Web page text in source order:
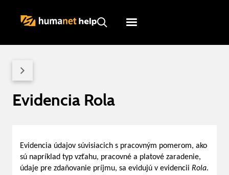
Humanet
Evidencia Rola
Evidencia údajov súvisiacich s pracovným pomerom, ako
sú napríklad typ vzťahu, pracovné a platové zaradenie,
údaje pre zdaňovanie príjmu, sa evidujú v evidencii Rola.